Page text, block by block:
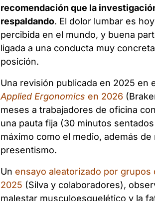
recomendación que la
respaldando. El dolor lumbar es
percibida en el mundo, y buena
ligada a una conducta muy
posición.
Una revisión publicada en 2025 en
Applied Ergonomics en 2026
meses a trabajadores de oficina
una pauta fija (30 minutos
máximo como el medio, además
presentismo.
Un ensayo aleatorizado por
2025 (Silva y colaboradores),
malestar musculoesquelético y la